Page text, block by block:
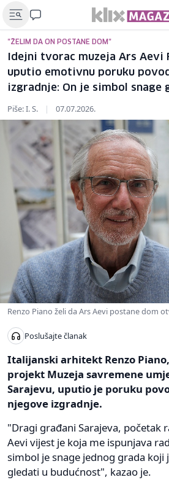
"ŽELIM DA ON POSTANE DOM"
Idejni tvorac muzeja Ars Aevi
uputio emotivnu poruku
izgradnje: On je simbol snage
Piše: I. S. | 07.07.2026.
Renzo Piano želi da Ars Aevi postane dom
Poslušajte članak
Italijanski arhitekt Renzo
projekt Muzeja savremene
Sarajevu, uputio je poruku
njegove izgradnje.
"Dragi građani Sarajeva, početak
Aevi vijest je koja me ispunjava
simbol je snage jednog grada
gledati u budućnost", kazao je.